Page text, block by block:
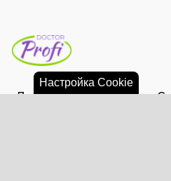
Настройка Сookie
Лечение и диагностика